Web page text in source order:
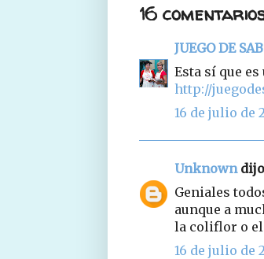
16
JUEGO DE
Esta sí que
http://
16 de julio de
Unknown
Geniales
aunque a
la coliflor o el
16 de julio de